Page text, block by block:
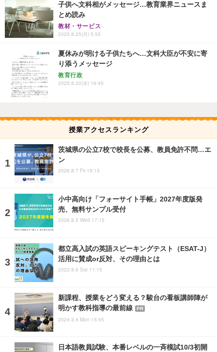
子供へ文科相がメッセージ…教育業界ニュースま
とめ読み
教材・サービス
2025.8.25(月) 5:55
夏休みが明ける子供たちへ…文科大臣が不安に寄
り添うメッセージ
教育行政
2025.8.20(水) 16:45
授業アクセスランキング
茨城県の公立7校で校長を公募、教員免許不問…エ
ン
2026.8.7 Fri 19:15
小中高向け「フォーサイト手帳」2027年度版発
売、無料サンプル受付
2026.8.5 Wed 17:15
都立高入試の英語スピーキングテスト（ESAT-J）
活用に賛成or反対、その理由とは
2022.8.6 Sat 11:15
新課程、授業をどう変える？駿台の看板講師陣が
明かす教科指導の最前線
PR
2024.3.4 Mon 15:45
日本語教員試験、本番レベルの一斉模試10/3初開